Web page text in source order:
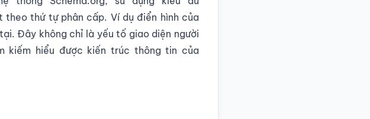
thứ tự phân cấp. Ví dụ điển hình của
Đây không chỉ là yếu tố giao diện người
kiếm hiểu được kiến trúc thông tin của